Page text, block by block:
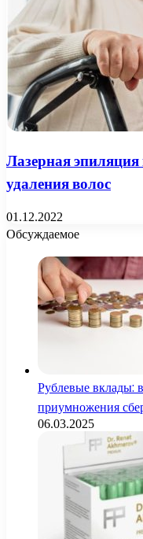
Лазерная
удаления волос
01.12.2022
Обсуждаемое
Рублевые вклады:
приумножения
06.03.2025